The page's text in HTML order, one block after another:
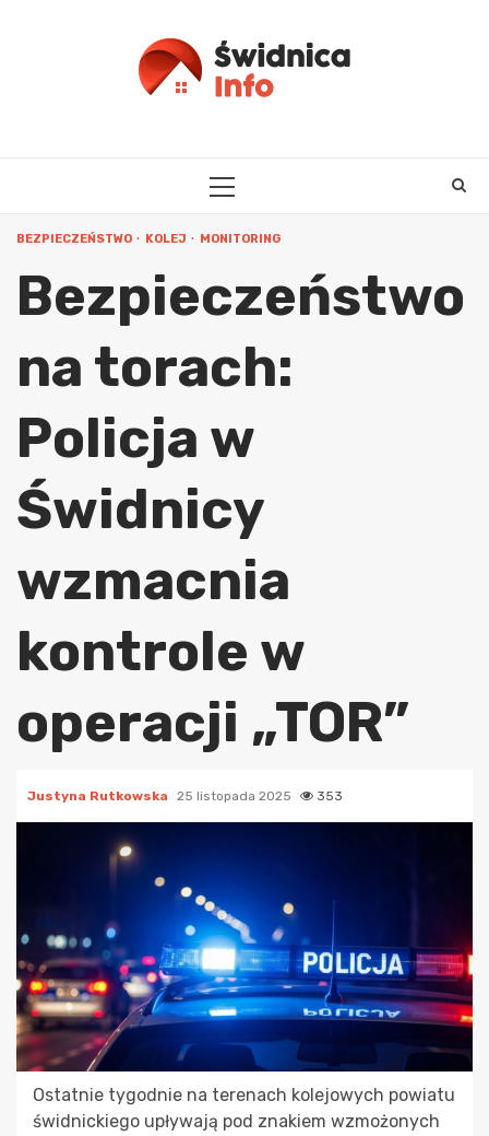
PRIMARY
BEZPIECZEŃSTWO KOLEJ MONITORING
Bezpieczeństwo
na torach:
Policja w
Świdnicy
wzmacnia
kontrole w
operacji „TOR”
Justyna Rutkowska 25 listopada 2025 353
Ostatnie tygodnie na terenach kolejowych powiatu
świdnickiego upływają pod znakiem wzmożonych